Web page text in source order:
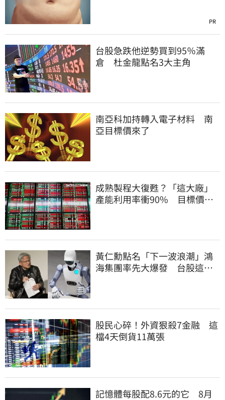
PR
台股急跌他逆勢買到95％滿
倉 杜金龍點名3大主角
南亞科加持轉入電子材料 南
亞目標價來了
成熟製程大復甦？「這大廠」
產能利用率衝90% 目標價上
黃仁勳點名「下一波浪潮」鴻
海集團率先大爆發 台股這族
股民心碎！外資狠殺7金融 這
檔4天倒貨11萬張
記憶體每股配8.6元的它 8月